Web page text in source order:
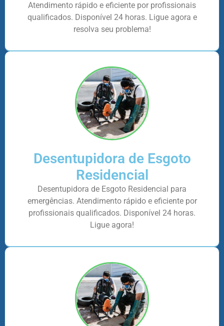
Atendimento rápido e eficiente por profissionais
qualificados. Disponível 24 horas. Ligue agora e
resolva seu problema!
Desentupidora de Esgoto
Residencial
Desentupidora de Esgoto Residencial para
emergências. Atendimento rápido e eficiente por
profissionais qualificados. Disponível 24 horas.
Ligue agora!